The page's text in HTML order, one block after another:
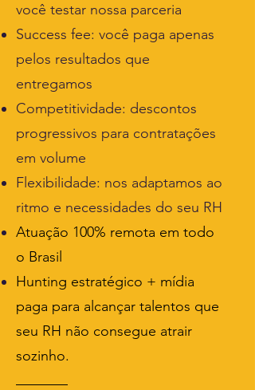
você testar nossa parceria
Success fee: você paga apenas
pelos resultados que
entregamos
Competitividade: descontos
progressivos para contratações
em volume
Flexibilidade: nos adaptamos ao
ritmo e necessidades do seu RH
Atuação 100% remota em todo
o Brasil
Hunting estratégico + mídia
paga para alcançar talentos que
seu RH não consegue atrair
sozinho.